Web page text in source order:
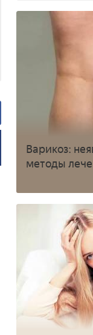
Варикоз:
методы